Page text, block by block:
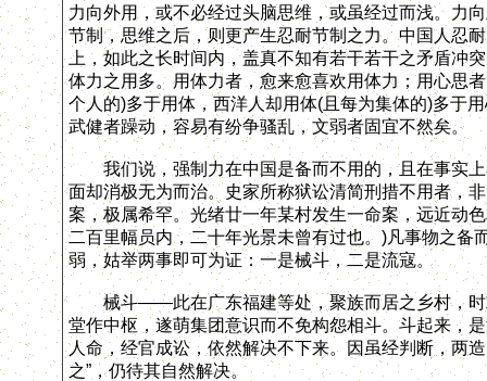
力向外用，或不必经过头脑思维，或虽经过而浅。力
节制，思维之后，则更产生忍耐节制之力。中国人忍
上，如此之长时间内，盖真不知有若干若干之矛盾冲
体力之用多。用体力者，愈来愈喜欢用体力；用心思
个人的)多于用体，西洋人却用体(且每为集体的)多于
武健者躁动，容易有纷争骚乱，文弱者固宜不然矣。
我们说，强制力在中国是备而不用的，且在事实上
面却消极无为而治。史家所称狱讼清简刑措不用者，
案，极属希罕。光绪廿一年某村发生一命案，远近动
二百里幅员内，二十年光景未曾有过也。)凡事物之备
弱，姑举两事即可为证：一是械斗，二是流寇。
械斗——此在广东福建等处，聚族而居之乡村，时
堂作中枢，遂萌集团意识而不免构怨相斗。斗起来，
人命，经官成讼，依然解决不下来。因虽经判断，两
之”，仍待其自然解决。